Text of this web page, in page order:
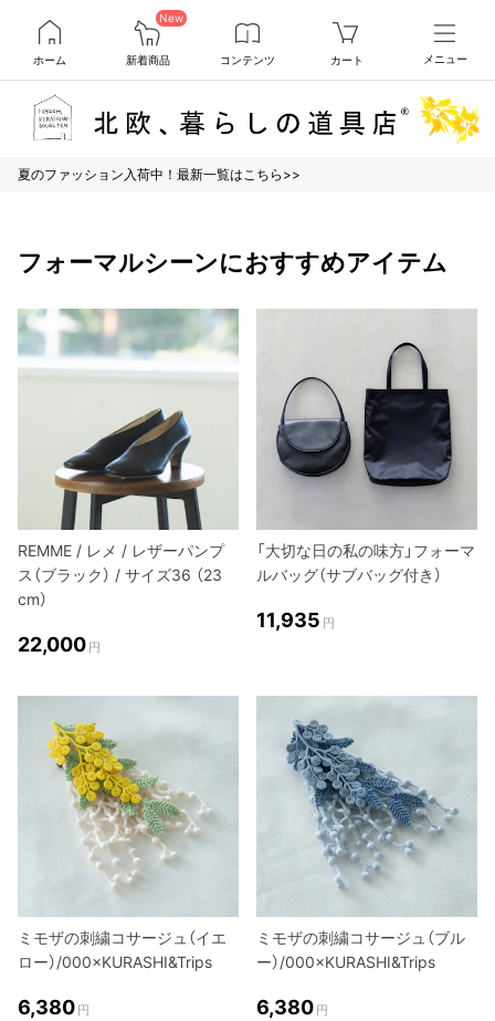
ホーム
New
新着商品 コンテンツ カート メニュー
夏のファッション入荷中！最新一覧はこちら>>
フォーマルシーンにおすすめアイテム
REMME / レメ / レザーパンプ
ス（ブラック） / サイズ36 （23
cm）
22,000 円
「大切な日の私の味方」フォーマ
ルバッグ（サブバッグ付き）
11,935 円
ミモザの刺繍コサージュ（イエ
ロー）/000×KURASHI&Trips
6,380 円
ミモザの刺繍コサージュ（ブル
ー）/000×KURASHI&Trips
6,380 円